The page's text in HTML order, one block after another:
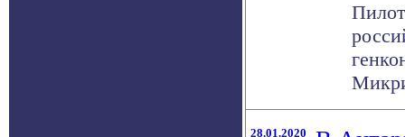
28.01.2020